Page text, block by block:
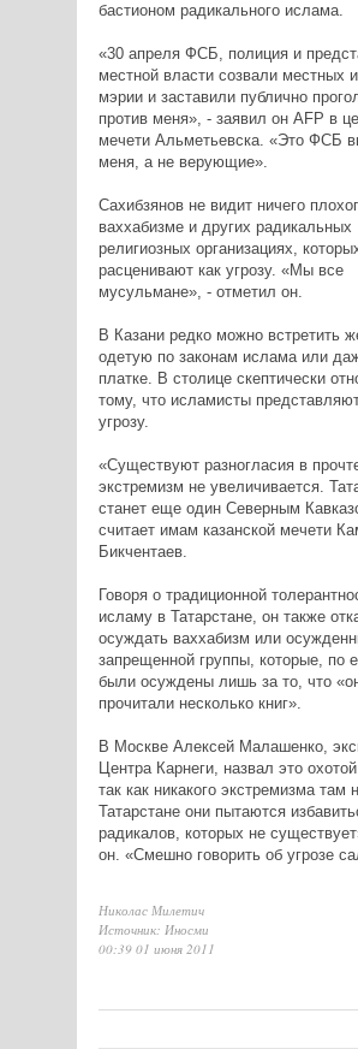
бастионом радикального ислама.
«30 апреля ФСБ, полиция и
местной власти созвали местных
мэрии и заставили публично
против меня», - заявил он AFP в
мечети Альметьевска. «Это ФСБ
меня, а не верующие».
Сахибзянов не видит ничего
ваххабизме и других радикальных
религиозных организациях,
расценивают как угрозу. «Мы все
мусульмане», - отметил он.
В Казани редко можно встретить
одетую по законам ислама или
платке. В столице скептически
тому, что исламисты
угрозу.
«Существуют разногласия в
экстремизм не увеличивается.
станет еще один Северным
считает имам казанской мечети
Бикчентаев.
Говоря о традиционной
исламу в Татарстане, он также
осуждать ваххабизм или
запрещенной группы, которые, по
были осуждены лишь за то, что
прочитали несколько книг».
В Москве Алексей Малашенко,
Центра Карнеги, назвал это
так как никакого экстремизма там
Татарстане они пытаются
радикалов, которых не
он. «Смешно говорить об угрозе
Николас Милетич
Источник: Иносми
00:39 01 июня 2011